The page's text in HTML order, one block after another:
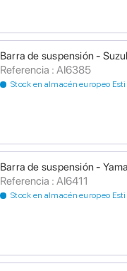
Barra de suspensión -
Referencia : AI6385
Stock en almacén europeo
Barra de suspensión -
Referencia : AI6411
Stock en almacén europeo